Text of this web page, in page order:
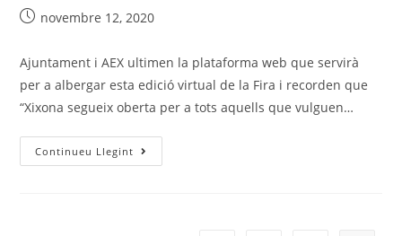
novembre 12, 2020
Ajuntament i AEX ultimen la plataforma web que servirà
per a albergar esta edició virtual de la Fira i recorden que
“Xixona segueix oberta per a tots aquells que vulguen…
Continueu Llegint